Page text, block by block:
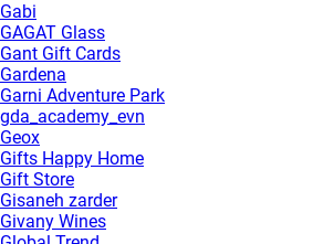
Gabi
GAGAT Glass
Gant Gift Cards
Gardena
Garni Adventure Park
gda_academy_evn
Geox
Gifts Happy Home
Gift Store
Gisaneh zarder
Givany Wines